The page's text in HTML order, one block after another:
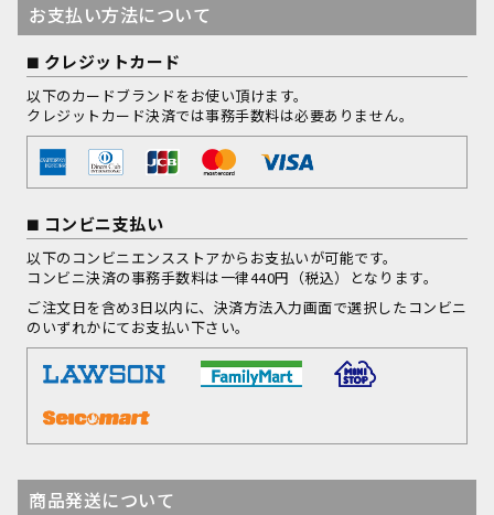
お支払い方法について
クレジットカード
以下のカードブランドをお使い頂けます。
クレジットカード決済では事務手数料は必要ありません。
コンビニ支払い
以下のコンビニエンスストアからお支払いが可能です。
コンビニ決済の事務手数料は一律440円（税込）となります。
ご注文日を含め3日以内に、決済方法入力画面で選択したコンビニ
のいずれかにてお支払い下さい。
商品発送について